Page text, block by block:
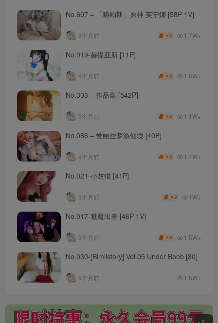
No.607 – 「喵帕斯」原神 芙宁娜 [58P 1V]
9个月前 ￥3 1.7W+
No.019-赫提亚斯 [11P]
9个月前 ￥3 1.6W+
No.303 – 作品集 [542P]
9个月前 ￥3 1.1W+
No.086 – 爱丽丝梦游仙境 [40P]
9个月前 ￥3 1.4W+
No.021-小灰猫 [41P]
9个月前 ￥3 1W+
No.017-魅魔出差 [46P 1V]
9个月前 ￥3 1.5W+
No.030-[Bimilstory] Vol.05 Under Boob [80]
9个月前 1.5W+